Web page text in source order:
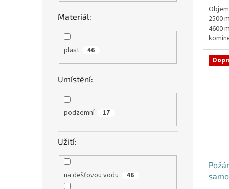
Materiál:
plast 46
Umístění:
podzemní 17
Užití:
na dešťovou vodu 46
z
5
2500
4600